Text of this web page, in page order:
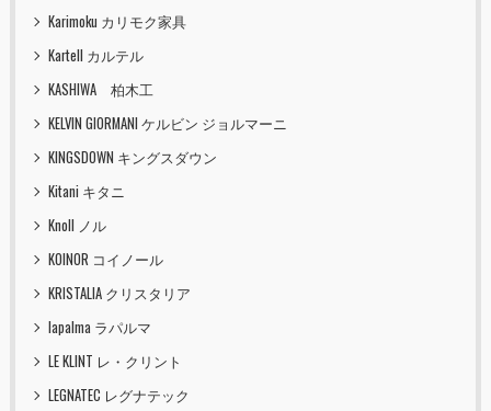
Karimoku カリモク家具
Kartell カルテル
KASHIWA 柏木工
KELVIN GIORMANI ケルビン ジョルマーニ
KINGSDOWN キングスダウン
Kitani キタニ
Knoll ノル
KOINOR コイノール
KRISTALIA クリスタリア
lapalma ラパルマ
LE KLINT レ・クリント
LEGNATEC レグナテック